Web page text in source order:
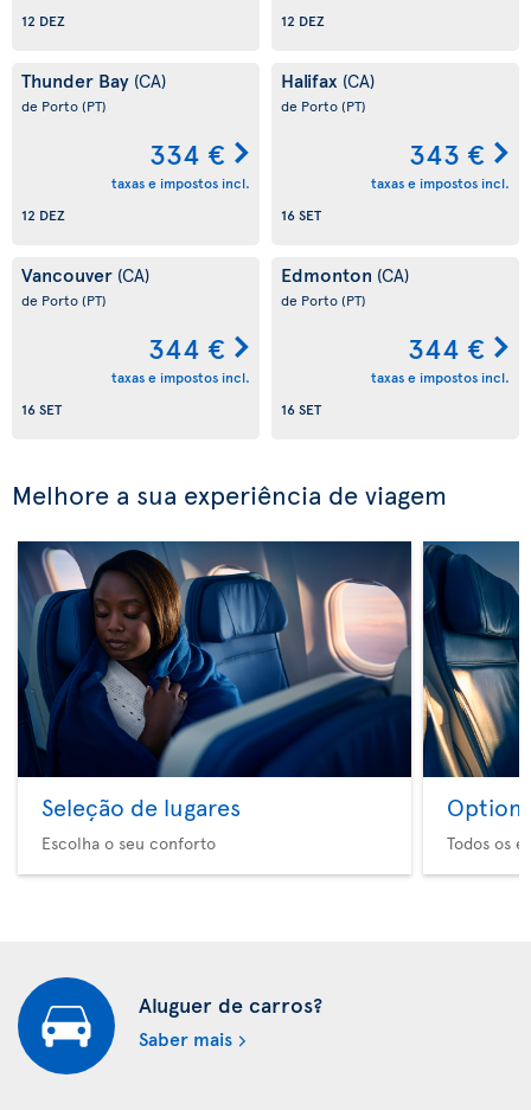
12 DEZ
12 DEZ
Thunder Bay (CA)
de Porto(PT)
334 €
taxas e impostos incl.
12 DEZ
Halifax (CA)
de Porto(PT)
343 €
taxas e impostos incl.
16 SET
Vancouver (CA)
de Porto(PT)
344 €
taxas e impostos incl.
16 SET
Edmonton (CA)
de Porto(PT)
344 €
taxas e impostos incl.
16 SET
Melhore a sua experiência de viagem
Seleção de lugares
Escolha o seu conforto
Option
Todos os
Aluguer de carros?
Saber mais